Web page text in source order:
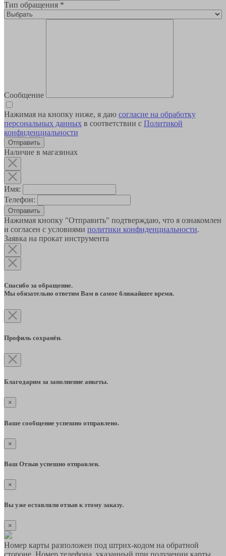
Тип обращения *
Сообщение
Нажимая на кнопку ниже, я даю согласие на обработку
персональных данных в соответствии с Политикой
конфиденциальности
Наличие в магазинах
Имя:
Телефон:
Отправить
Нажимая кнопку "Отправить" подтверждаю, что я ознакомлен
и согласен с условиями политики конфиденциальности.
Заявка на прокат инструмента
Спасибо за обращение.
Мы обязательно ответим Вам в самое ближайшее время.
Профиль сохранён.
Благодарим за заполнение анкеты.
×
Ваше сообщение успешно отправлено.
×
Ваш Отзыв успешно отправлен.
×
Вы уже оставляли отзыв к этому заказу.
×
Номер карты разположен под штрих-кодом на обратной